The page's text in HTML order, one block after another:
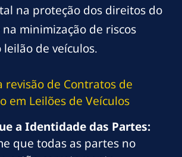
na proteção dos direitos do
minimização de riscos
leilão de veículos.
revisão de Contratos de
em Leilões de Veículos
a Identidade das Partes:
que todas as partes no